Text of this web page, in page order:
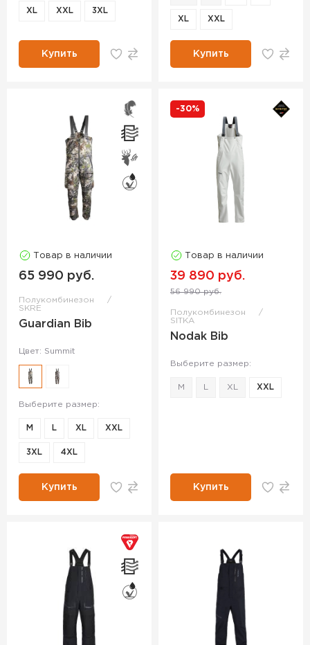
XL XXL 3XL
Купить
XL XXL
Купить
Товар в наличии
65 990 руб.
Полукомбинезон
SKRE
Guardian Bib
Цвет: Summit
Выберите размер:
M L XL XXL
3XL 4XL
Купить
-30%
Товар в наличии
39 890 руб.
56 990 руб.
Полукомбинезон
SITKA
Nodak Bib
Выберите размер:
M XL XXL
Купить